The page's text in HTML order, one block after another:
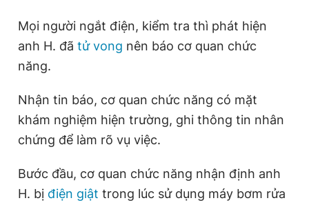
Mọi người ngắt điện, kiểm tra thì phát hiện
anh H. đã tử vong nên báo cơ quan chức
năng.
Nhận tin báo, cơ quan chức năng có mặt
khám nghiệm hiện trường, ghi thông tin nhân
chứng để làm rõ vụ việc.
Bước đầu, cơ quan chức năng nhận định anh
H. bị điện giật trong lúc sử dụng máy bơm rửa